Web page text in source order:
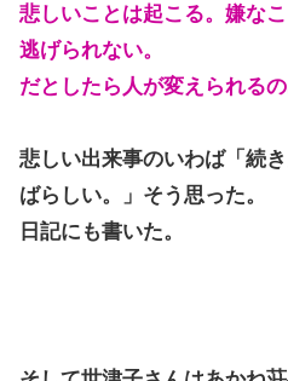
悲しいことは起こる。嫌な
逃げられない。
だとしたら人が変えられるの
悲しい出来事のいわば「続
ばらしい。」そう思った。
日記にも書いた。